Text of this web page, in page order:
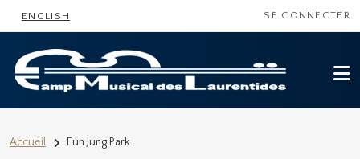
Aller au contenu principal
ENGLISH MENU DUSE CONNECTER
FIL D'ARIANE
Accueil Eun Jung Park